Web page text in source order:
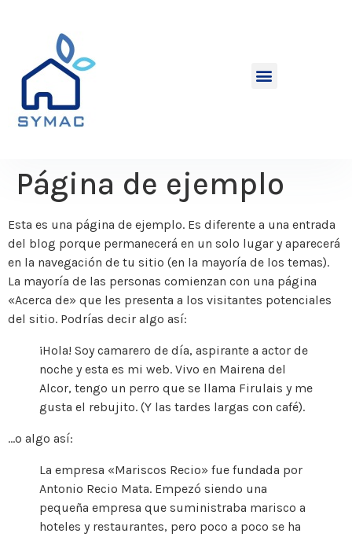
Página de ejemplo
Esta es una página de ejemplo. Es diferente a una entrada
del blog porque permanecerá en un solo lugar y aparecerá
en la navegación de tu sitio (en la mayoría de los temas).
La mayoría de las personas comienzan con una página
«Acerca de» que les presenta a los visitantes potenciales
del sitio. Podrías decir algo así:
¡Hola! Soy camarero de día, aspirante a actor de
noche y esta es mi web. Vivo en Mairena del
Alcor, tengo un perro que se llama Firulais y me
gusta el rebujito. (Y las tardes largas con café).
…o algo así:
La empresa «Mariscos Recio» fue fundada por
Antonio Recio Mata. Empezó siendo una
pequeña empresa que suministraba marisco a
hoteles y restaurantes, pero poco a poco se ha